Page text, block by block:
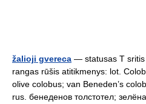
žalioji gvereca — statusas T sritis
rangas rūšis atitikmenys: lot.
olive colobus; van Beneden’s
rus. бенеденов толстотел;